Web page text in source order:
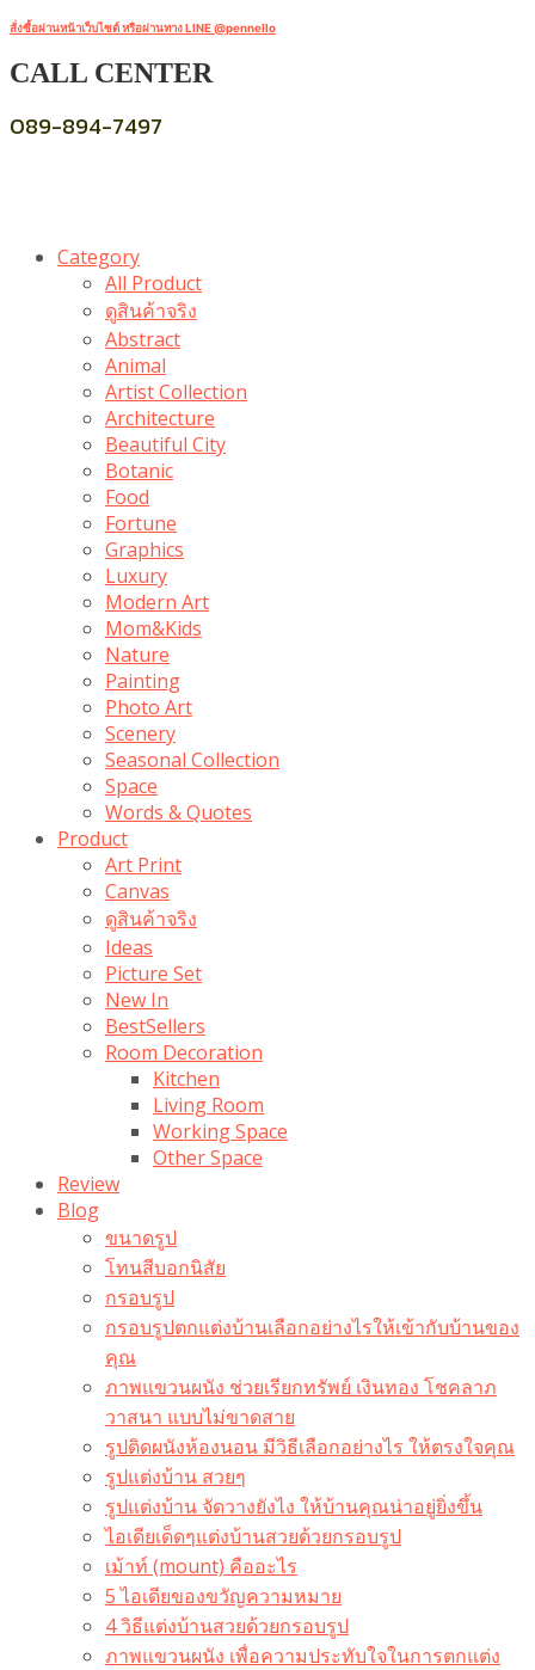
สั่งซื้อผ่านหน้าเว็บไซต์ หรือผ่านทาง LINE @pennello
CALL CENTER
089-894-7497
Category
All Product
ดูสินค้าจริง
Abstract
Animal
Artist Collection
Architecture
Beautiful City
Botanic
Food
Fortune
Graphics
Luxury
Modern Art
Mom&Kids
Nature
Painting
Photo Art
Scenery
Seasonal Collection
Space
Words & Quotes
Product
Art Print
Canvas
ดูสินค้าจริง
Ideas
Picture Set
New In
BestSellers
Room Decoration
Kitchen
Living Room
Working Space
Other Space
Review
Blog
ขนาดรูป
โทนสีบอกนิสัย
กรอบรูป
กรอบรูปตกแต่งบ้านเลือกอย่างไรให้เข้ากับบ้านของ
คุณ
ภาพแขวนผนัง ช่วยเรียกทรัพย์ เงินทอง โชคลาภ
วาสนา แบบไม่ขาดสาย
รูปติดผนังห้องนอน มีวิธีเลือกอย่างไร ให้ตรงใจคุณ
รูปแต่งบ้าน สวยๆ
รูปแต่งบ้าน จัดวางยังไง ให้บ้านคุณน่าอยู่ยิ่งขึ้น
ไอเดียเด็ดๆแต่งบ้านสวยด้วยกรอบรูป
เม้าท์ (mount) คืออะไร​
5 ไอเดียของขวัญความหมาย
4 วิธีแต่งบ้านสวยด้วยกรอบรูป
ภาพแขวนผนัง เพื่อความประทับใจในการตกแต่ง